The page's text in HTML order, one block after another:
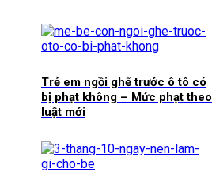
Trẻ em ngồi ghế trước ô tô có
bị phạt không – Mức phạt theo
luật mới